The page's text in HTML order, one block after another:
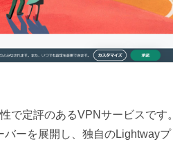
で定評のあるVPNサービスです。
ーを展開し、独自のLightway